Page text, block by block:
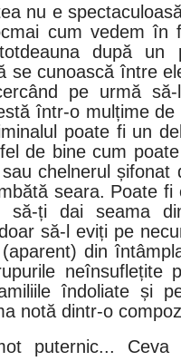
nu e
cum vedem în
după un
se cunoască între
pe urmă
într-o mulțime
poate fi un
de bine cum
chelnerul șifonat
seara. Poate
ți dai seama
să-l eviți pe
din
neînsuflețite
îndoliate și
notă dintr-o
puternic...